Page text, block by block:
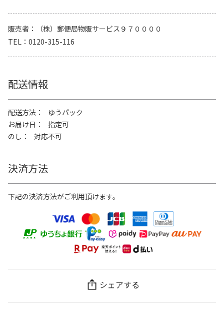
販売者
（株）郵便局物販サービス９７００００
TEL
0120-315-116
配送情報
配送方法
ゆうパック
お届け日
指定可
のし
対応不可
決済方法
下記の決済方法がご利用頂けます。
シェアする